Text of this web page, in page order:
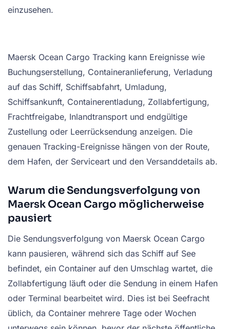
einzusehen.
Maersk Ocean Cargo Tracking kann Ereignisse wie
Buchungserstellung, Containeranlieferung, Verladung
auf das Schiff, Schiffsabfahrt, Umladung,
Schiffsankunft, Containerentladung, Zollabfertigung,
Frachtfreigabe, Inlandtransport und endgültige
Zustellung oder Leerrücksendung anzeigen. Die
genauen Tracking-Ereignisse hängen von der Route,
dem Hafen, der Serviceart und den Versanddetails ab.
Warum die Sendungsverfolgung von
Maersk Ocean Cargo möglicherweise
pausiert
Die Sendungsverfolgung von Maersk Ocean Cargo
kann pausieren, während sich das Schiff auf See
befindet, ein Container auf den Umschlag wartet, die
Zollabfertigung läuft oder die Sendung in einem Hafen
oder Terminal bearbeitet wird. Dies ist bei Seefracht
üblich, da Container mehrere Tage oder Wochen